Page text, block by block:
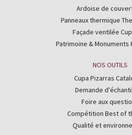
Ardoise de
Panneaux thermique
Façade ventilée
Patrimoine & Monuments
NOS OUTILS
Cupa Pizarras
Demande
Foire aux
Compétition Best of
Qualité et